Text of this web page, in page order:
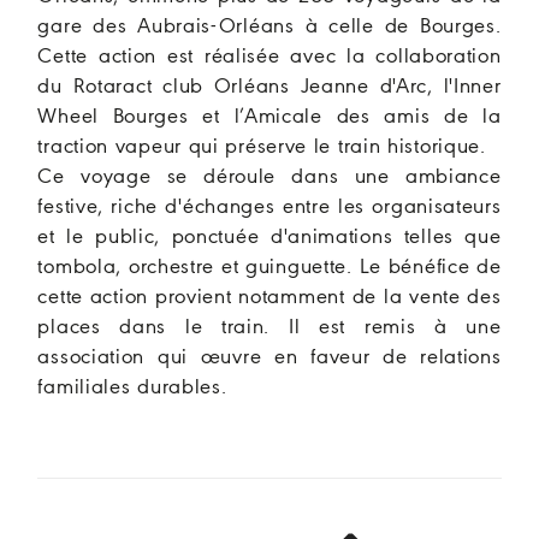
gare des Aubrais-Orléans à celle de Bourges.
Cette action est réalisée avec la collaboration
du Rotaract club Orléans Jeanne d'Arc, l'Inner
Wheel Bourges et l’Amicale des amis de la
traction vapeur qui préserve le train historique.
Ce voyage se déroule dans une ambiance
festive, riche d'échanges entre les organisateurs
et le public, ponctuée d'animations telles que
tombola, orchestre et guinguette. Le bénéfice de
cette action provient notamment de la vente des
places dans le train. Il est remis à une
association qui œuvre en faveur de relations
familiales durables.